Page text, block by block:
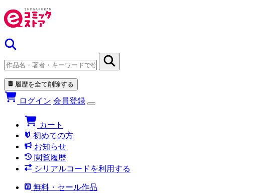
履歴を全て削除する
ログイン 会員登録
カート
初めての方
お知らせ
閲覧履歴
シリアルコードを利用する
無料・セール作品